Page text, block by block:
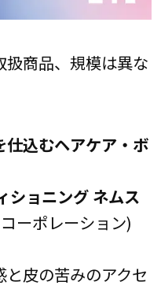
商品、規模は異な
仕込むヘアケア・ボ
ショニング ネムス
ーポレーション)
皮の苦みのアクセ